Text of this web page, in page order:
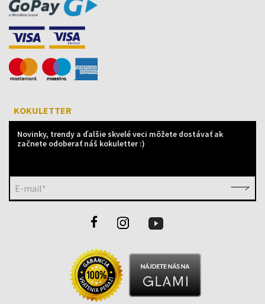
KOKULETTER
Novinky, trendy a ďalšie skvelé veci môžete dostávať ak
začnete odoberať náš kokuletter :)
E-mail*